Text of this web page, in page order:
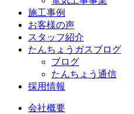
施工事例
お客様の声
スタッフ紹介
たんちょうガスブログ
ブログ
たんちょう通信
採用情報
会社概要